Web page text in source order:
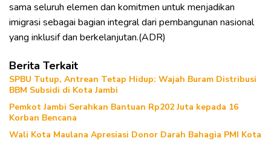
sama seluruh elemen dan komitmen untuk menjadikan
imigrasi sebagai bagian integral dari pembangunan nasional
yang inklusif dan berkelanjutan.(ADR)
Berita Terkait
SPBU Tutup, Antrean Tetap Hidup: Wajah Buram Distribusi
BBM Subsidi di Kota Jambi
Pemkot Jambi Serahkan Bantuan Rp202 Juta kepada 16
Korban Bencana
Wali Kota Maulana Apresiasi Donor Darah Bahagia PMI Kota